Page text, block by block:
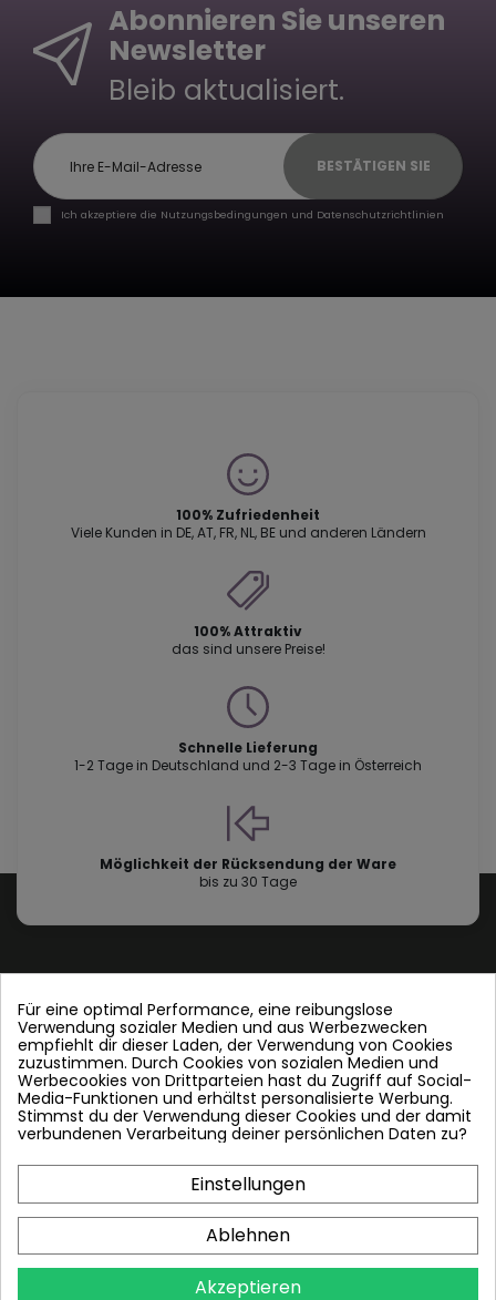
In den Warenkorb
Abonnieren Sie unseren
Newsletter
Bleib aktualisiert.
BESTÄTIGEN SIE
Ich akzeptiere die Nutzungsbedingungen und Datenschutzrichtlinien
100% Zufriedenheit
Viele Kunden in DE, AT, FR, NL, BE und anderen Ländern
100% Attraktiv
das sind unsere Preise!
Schnelle Lieferung
1-2 Tage in Deutschland und 2-3 Tage in Österreich
Möglichkeit der Rücksendung der Ware
bis zu 30 Tage
Contact us
Folgen Sie uns
Plattenwärmetauscher
PWT und andere
Für eine optimal Performance, eine reibungslose
Verwendung sozialer Medien und aus Werbezwecken
empfiehlt dir dieser Laden, der Verwendung von Cookies
zuzustimmen. Durch Cookies von sozialen Medien und
Werbecookies von Drittparteien hast du Zugriff auf Social-
Media-Funktionen und erhältst personalisierte Werbung.
Stimmst du der Verwendung dieser Cookies und der damit
verbundenen Verarbeitung deiner persönlichen Daten zu?
Einstellungen
Ablehnen
Akzeptieren